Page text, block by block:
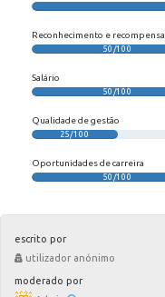
Reconhecimento e recompensa
50/100
Salário
50/100
Qualidade de gestão
25/100
Oportunidades de carreira
50/100
escrito por
utilizador anónimo
moderado por